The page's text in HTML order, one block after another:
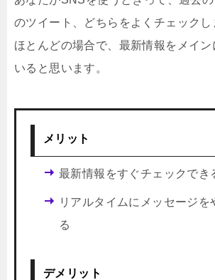
のツイート、どちらをよくチェックし
ほとんどの場合で、最新情報をメイン
いると思います。
メリット
最新情報をすぐチェックでき
リアルタイムにメッセージを
る
デメリット